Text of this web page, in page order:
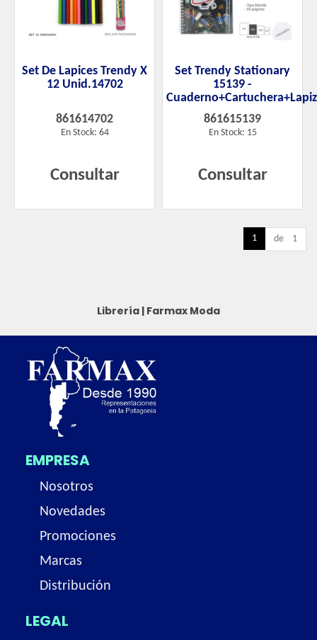
Set De Lapices Trendy X
12 Unid.14702
861614702
En Stock: 64
Consultar
Set Trendy Stationary
15139 -
861615139
En Stock: 15
Consultar
1 de 1
Librería | Farmax Moda
EMPRESA
Nosotros
Novedades
Promociones
Marcas
Distribución
LEGAL